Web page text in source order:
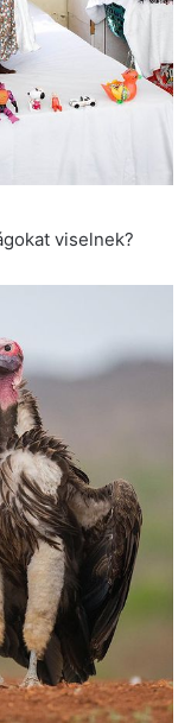
viselnek?